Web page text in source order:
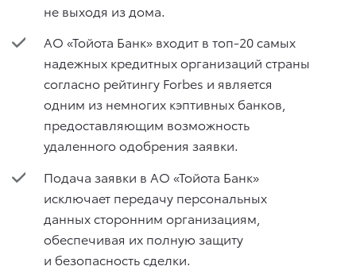
не выходя из дома.
АО «Тойота Банк» входит в топ-20 самых
надежных кредитных организаций страны
согласно рейтингу Forbes и является
одним из немногих кэптивных банков,
предоставляющим возможность
удаленного одобрения заявки.
Подача заявки в АО «Тойота Банк»
исключает передачу персональных
данных сторонним организациям,
обеспечивая их полную защиту
и безопасность сделки.